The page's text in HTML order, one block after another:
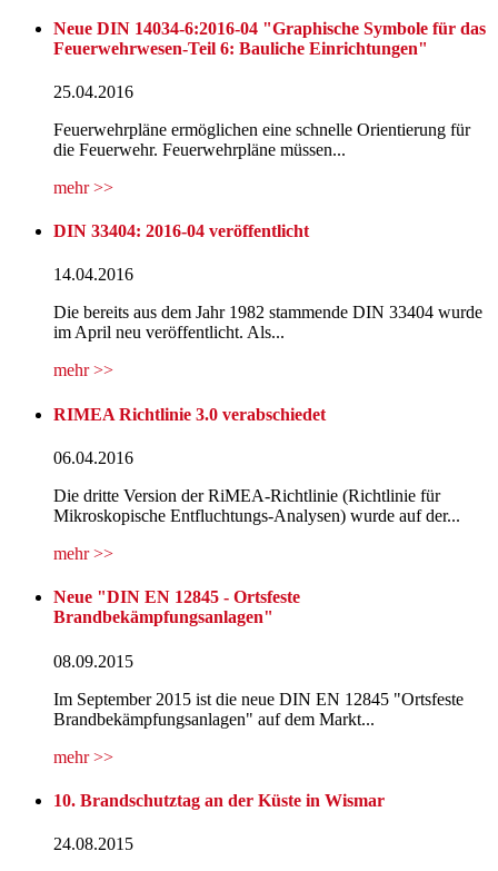
Neue DIN 14034-6:2016-04 "Graphische Symbole für das
Feuerwehrwesen-Teil 6: Bauliche Einrichtungen"
25.04.2016
Feuerwehrpläne ermöglichen eine schnelle Orientierung für
die Feuerwehr. Feuerwehrpläne müssen...
mehr >>
DIN 33404: 2016-04 veröffentlicht
14.04.2016
Die bereits aus dem Jahr 1982 stammende DIN 33404 wurde
im April neu veröffentlicht. Als...
mehr >>
RIMEA Richtlinie 3.0 verabschiedet
06.04.2016
Die dritte Version der RiMEA-Richtlinie (Richtlinie für
Mikroskopische Entfluchtungs-Analysen) wurde auf der...
mehr >>
Neue "DIN EN 12845 - Ortsfeste
Brandbekämpfungsanlagen"
08.09.2015
Im September 2015 ist die neue DIN EN 12845 "Ortsfeste
Brandbekämpfungsanlagen" auf dem Markt...
mehr >>
10. Brandschutztag an der Küste in Wismar
24.08.2015